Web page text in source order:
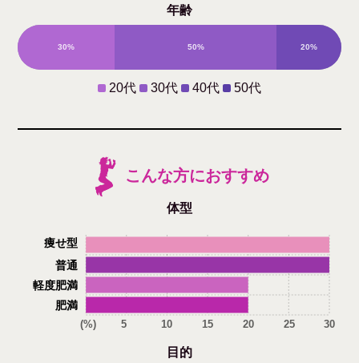
年齢
30% 50% 20% 0%
20代 30代 40代 50代
こんな方におすすめ
体型
肥満
軽度肥満
普通
痩せ型
(%) 5 10 15 20 25 30
目的